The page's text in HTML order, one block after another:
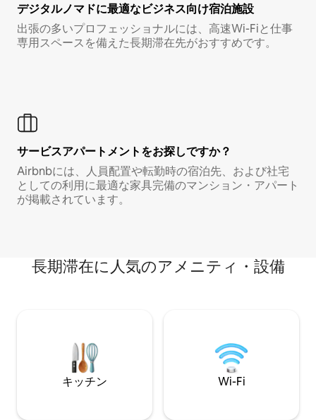
デジタルノマド⁠に最⁠適⁠なビ⁠ジ⁠ネ⁠ス⁠向⁠け宿⁠泊⁠施⁠設
出張の多いプロフェッショナルには、高速Wi-Fiと仕事
専用スペースを備えた長期滞在先がおすすめです。
サービスアパートメントをお探しですか？
Airbnbには、人員配置や転勤時の宿泊先、および社宅
としての利用に最適な家具完備のマンション・アパート
が掲載されています。
長期滞在に人気のアメニティ・設備
キッチン Wi-Fi